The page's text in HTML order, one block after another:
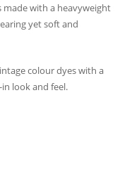
made with a heavyweight
yet soft and
colour dyes with a
look and feel.